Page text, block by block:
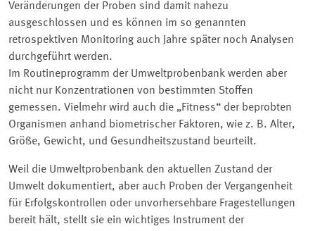
Veränderungen der Proben sind damit nahezu
ausgeschlossen und es können im so genannten
retrospektiven Monitoring auch Jahre später noch Analysen
durchgeführt werden.
Im Routineprogramm der Umweltprobenbank werden aber
nicht nur Konzentrationen von bestimmten Stoffen
gemessen. Vielmehr wird auch die „Fitness“ der beprobten
Organismen anhand biometrischer Faktoren, wie z. B. Alter,
Größe, Gewicht, und Gesundheitszustand beurteilt.
Weil die Umweltprobenbank den aktuellen Zustand der
Umwelt dokumentiert, aber auch Proben der Vergangenheit
für Erfolgskontrollen oder unvorhersehbare Fragestellungen
bereit hält, stellt sie ein wichtiges Instrument der